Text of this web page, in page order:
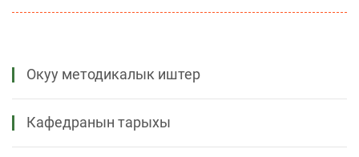
Окуу методикалык иштер
Кафедранын тарыхы